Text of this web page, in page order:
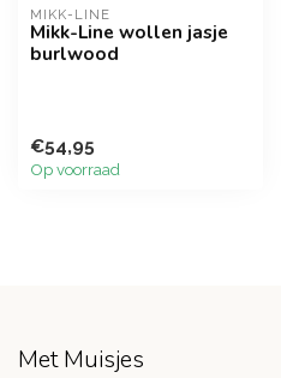
MIKK-LINE
Mikk-Line wollen jasje
burlwood
€54,95
Op voorraad
Met Muisjes